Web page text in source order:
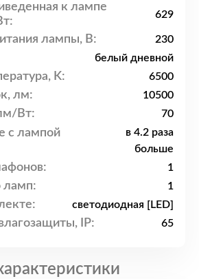
к лампе
629
лампы, В: 230
белый дневной
K: 6500
лм: 10500
Вт: 70
с лампой
в 4.2 раза
больше
1
1
светодиодная [LED]
IP: 65